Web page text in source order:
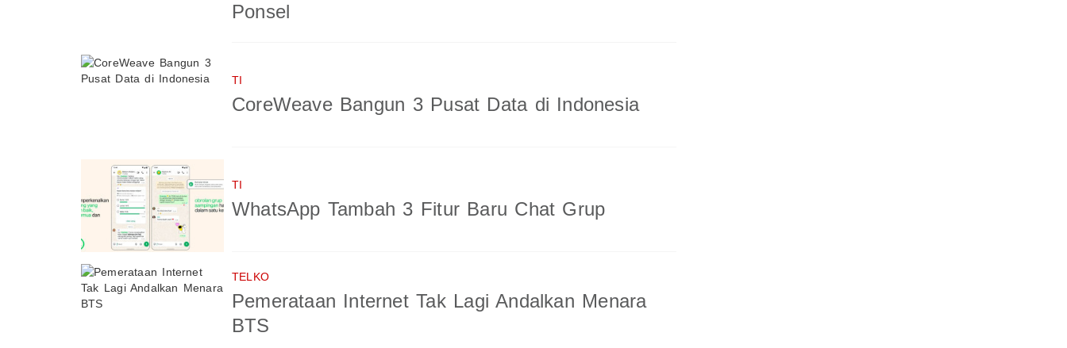
Ponsel
TI
CoreWeave Bangun 3 Pusat Data di Indonesia
TI
WhatsApp Tambah 3 Fitur Baru Chat Grup
TELKO
Pemerataan Internet Tak Lagi Andalkan Menara
BTS